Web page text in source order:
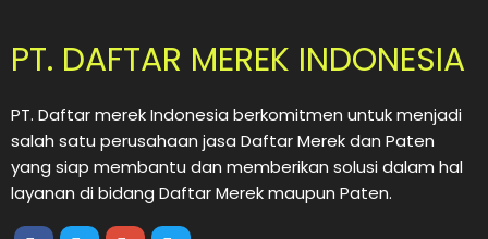
PT. DAFTAR MEREK INDONESIA
PT. Daftar merek Indonesia berkomitmen untuk menjadi
salah satu perusahaan jasa Daftar Merek dan Paten
yang siap membantu dan memberikan solusi dalam hal
layanan di bidang Daftar Merek maupun Paten.